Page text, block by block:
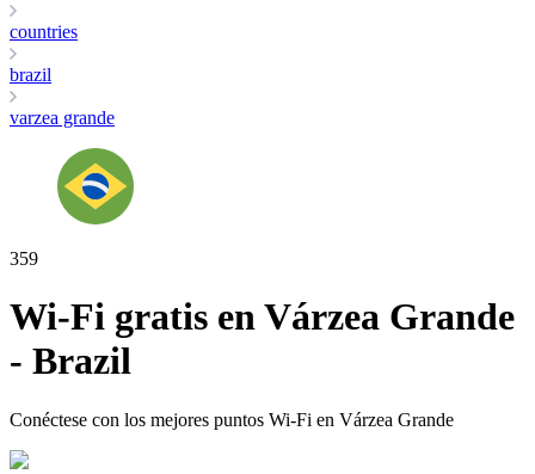
countries
brazil
varzea grande
359
Wi-Fi gratis enVárzea Grande
- Brazil
Conéctese con los mejores puntos Wi-Fi en Várzea Grande